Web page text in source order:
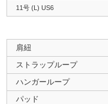
11号 (L) US6
肩紐
ストラップループ
ハンガーループ
パッド